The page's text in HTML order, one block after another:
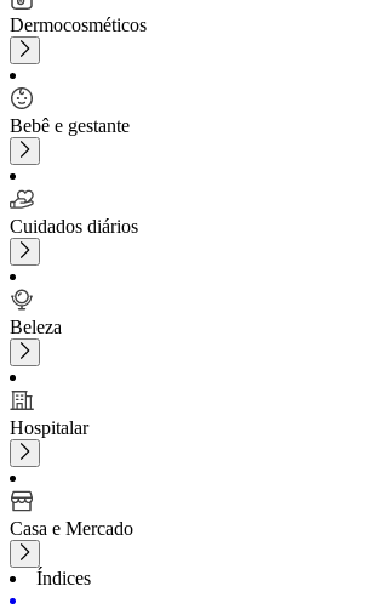
Dermocosméticos
Bebê e gestante
Cuidados diários
Beleza
Hospitalar
Casa e Mercado
Índices